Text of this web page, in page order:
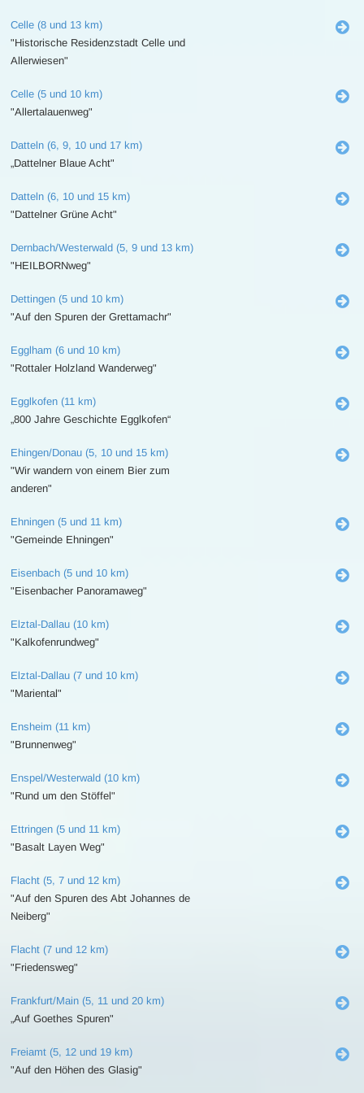
Celle (8 und 13 km)
"Historische Residenzstadt Celle und
Allerwiesen"
Celle (5 und 10 km)
"Allertalauenweg"
Datteln (6, 9, 10 und 17 km)
„Dattelner Blaue Acht"
Datteln (6, 10 und 15 km)
"Dattelner Grüne Acht"
Dernbach/Westerwald (5, 9 und 13 km)
"HEILBORNweg"
Dettingen (5 und 10 km)
"Auf den Spuren der Grettamachr"
Egglham (6 und 10 km)
"Rottaler Holzland Wanderweg"
Egglkofen (11 km)
„800 Jahre Geschichte Egglkofen“
Ehingen/Donau (5, 10 und 15 km)
"Wir wandern von einem Bier zum
anderen"
Ehningen (5 und 11 km)
"Gemeinde Ehningen"
Eisenbach (5 und 10 km)
"Eisenbacher Panoramaweg"
Elztal-Dallau (10 km)
"Kalkofenrundweg"
Elztal-Dallau (7 und 10 km)
"Mariental"
Ensheim (11 km)
"Brunnenweg"
Enspel/Westerwald (10 km)
"Rund um den Stöffel"
Ettringen (5 und 11 km)
"Basalt Layen Weg"
Flacht (5, 7 und 12 km)
"Auf den Spuren des Abt Johannes de
Neiberg"
Flacht (7 und 12 km)
"Friedensweg"
Frankfurt/Main (5, 11 und 20 km)
„Auf Goethes Spuren"
Freiamt (5, 12 und 19 km)
"Auf den Höhen des Glasig"